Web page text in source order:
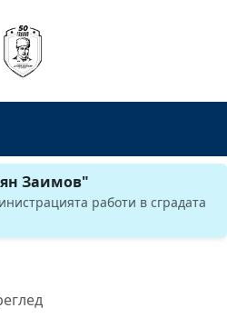
Заимов"
работи в сградата